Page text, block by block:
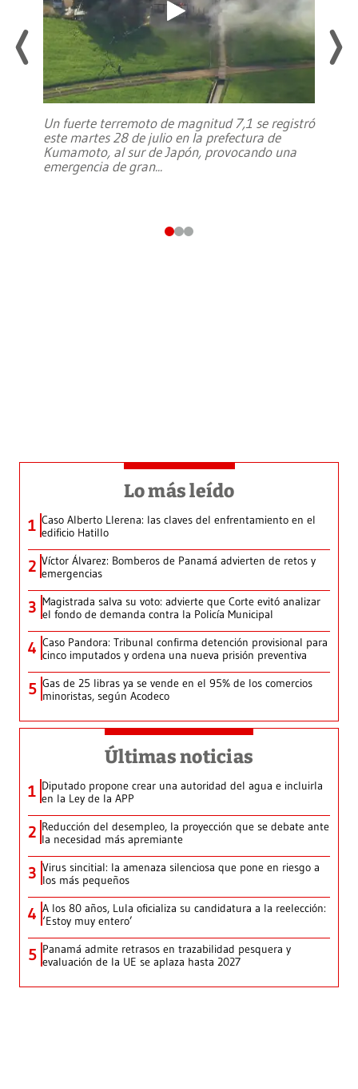
Un fuerte terremoto de magnitud 7,1 se registró
este martes 28 de julio en la prefectura de
Kumamoto, al sur de Japón, provocando una
emergencia de gran...
Lo más leído
1 Caso Alberto Llerena: las claves del enfrentamiento en el
edificio Hatillo
2 Víctor Álvarez: Bomberos de Panamá advierten de retos y
emergencias
3 Magistrada salva su voto: advierte que Corte evitó analizar
el fondo de demanda contra la Policía Municipal
4 Caso Pandora: Tribunal confirma detención provisional para
cinco imputados y ordena una nueva prisión preventiva
5 Gas de 25 libras ya se vende en el 95% de los comercios
minoristas, según Acodeco
Últimas noticias
1 Diputado propone crear una autoridad del agua e incluirla
en la Ley de la APP
2 Reducción del desempleo, la proyección que se debate ante
la necesidad más apremiante
3 Virus sincitial: la amenaza silenciosa que pone en riesgo a
los más pequeños
4 A los 80 años, Lula oficializa su candidatura a la reelección:
‘Estoy muy entero’
5 Panamá admite retrasos en trazabilidad pesquera y
evaluación de la UE se aplaza hasta 2027